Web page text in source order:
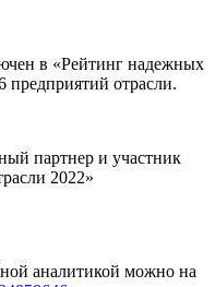
в «Рейтинг надежных
предприятий отрасли.
партнер и участник
2022»
аналитикой можно на